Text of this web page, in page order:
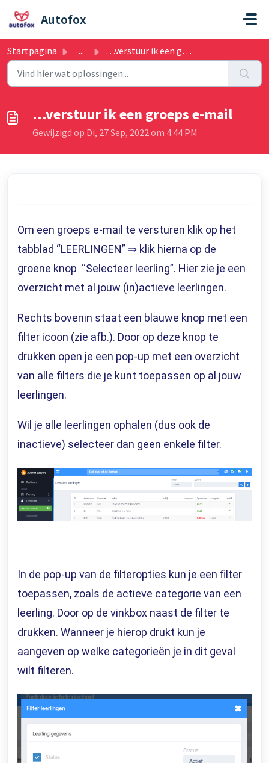
Autofox
Startpagina ... …verstuur ik een groeps e-mail
…verstuur ik een groeps e-mail
Gewijzigd op Di, 27 Sep, 2022 om 4:44 PM
Om een groeps e-mail te versturen klik op het
tabblad “LEERLINGEN” ⇒ klik hierna op de
groene knop “Selecteer leerling”. Hier zie je een
overzicht met al jouw (in)actieve leerlingen.
Rechts bovenin staat een blauwe knop met een
filter icoon (zie afb.). Door op deze knop te
drukken open je een pop-up met een overzicht
van alle filters die je kunt toepassen op al jouw
leerlingen.
Wil je alle leerlingen ophalen (dus ook de
inactieve) selecteer dan geen enkele filter.
In de pop-up van de filteropties kun je een filter
toepassen, zoals de actieve categorie van een
leerling. Door op de vinkbox naast de filter te
drukken. Wanneer je hierop drukt kun je
aangeven op welke categorieën je in dit geval
wilt filteren.